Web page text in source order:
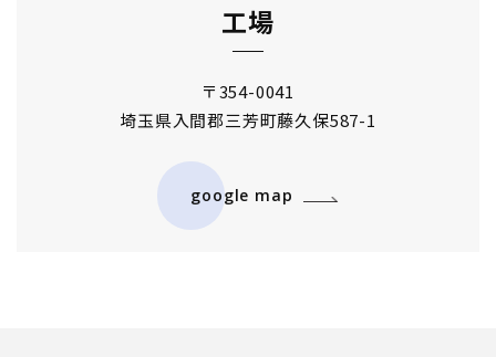
工場
〒354-0041
埼玉県入間郡三芳町藤久保587-1
google map